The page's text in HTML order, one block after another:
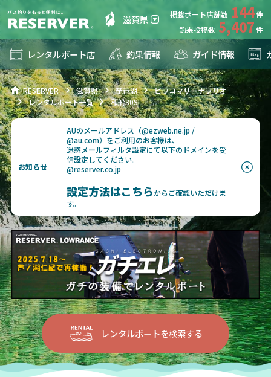
滋賀県 掲載ボート店舗数 144
釣果投稿数 5,407
レンタルボート店 釣果情報 ガイド情報
RESERVER 滋賀県 琵琶湖
ビワコマリーナフリオ
レンタルボート一覧
和船30S
お知らせ
AUのメールアドレス（@ezweb.ne.jp /
@au.com）をご利用のお客様は、
迷惑メールフィルタ設定にて以下のドメインを受
信設定してください。
@reserver.co.jp
設定方法はこちらからご確認いただけま
す。
レンタルボートを検索する